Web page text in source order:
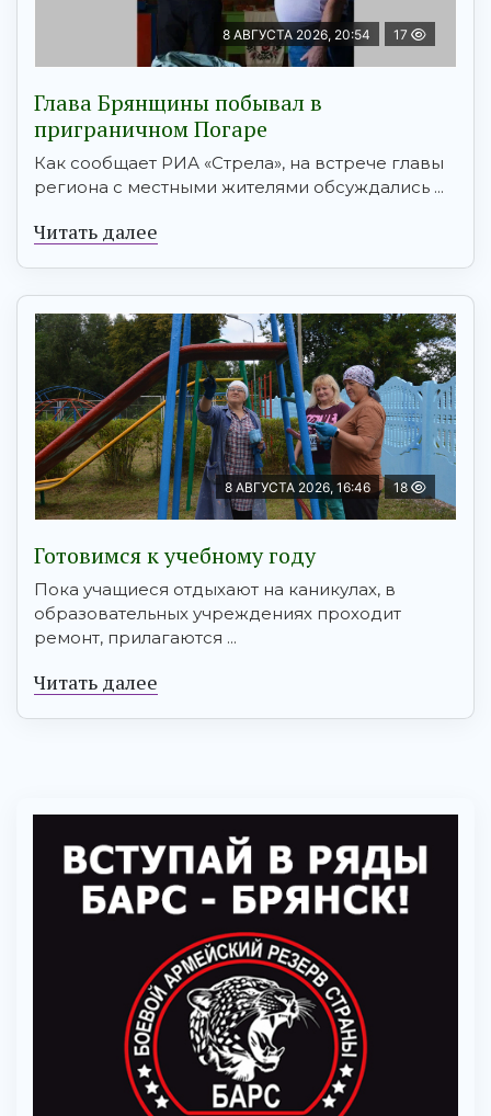
8 АВГУСТА 2026, 20:54 17
Глава Брянщины побывал в
приграничном Погаре
Как сообщает РИА «Стрела», на встрече главы
региона с местными жителями обсуждались ...
Читать далее
8 АВГУСТА 2026, 16:46 18
Готовимся к учебному году
Пока учащиеся отдыхают на каникулах, в
образовательных учреждениях проходит
ремонт, прилагаются ...
Читать далее